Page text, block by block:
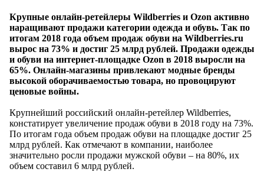
Крупные онлайн-ретейлеры Wildberries и Ozon активно
наращивают продажи категории одежда и обувь. Так по
итогам 2018 года объем продаж обуви на Wildberries.ru
вырос на 73% и достиг 25 млрд рублей. Продажи одежды
и обуви на интернет-площадке Ozon в 2018 выросли на
65%. Онлайн-магазины привлекают модные бренды
высокой оборачиваемостью товара, но провоцируют
ценовые войны.
Крупнейший российский онлайн-ретейлер Wildberries,
констатирует увеличение продаж обуви в 2018 году на 73%.
По итогам года объем продаж обуви на площадке достиг 25
млрд рублей. Как отмечают в компании, наиболее
значительно росли продажи мужской обуви – на 80%, их
объем составил 6 млрд рублей.